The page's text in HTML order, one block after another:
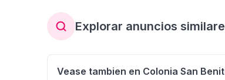
Explorar anuncios
Vease tambien en Colonia San